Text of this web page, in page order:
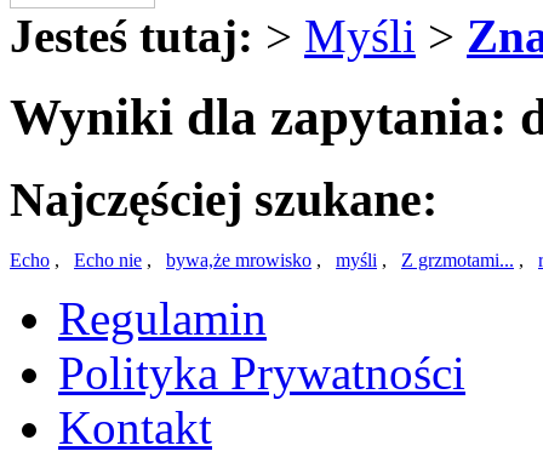
Jesteś tutaj: > Myśli >
Wyniki dla zapytania:
Najczęściej szukane:
Echo , Echo nie , bywa,że mrowisko , myśli , Z grzmotami... ,
Regulamin
Polityka Prywatności
Kontakt